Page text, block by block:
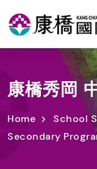
康橋秀岡
Home
School
Secondary